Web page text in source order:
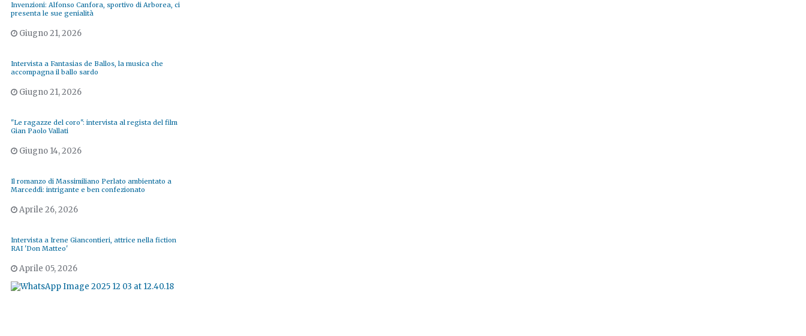
Invenzioni: Alfonso Canfora, sportivo di Arborea, ci
presenta le sue genialità
Giugno 21, 2026
Intervista a Fantasias de Ballos, la musica che
accompagna il ballo sardo
Giugno 21, 2026
"Le ragazze del coro": intervista al regista del film
Gian Paolo Vallati
Giugno 14, 2026
Il romanzo di Massimiliano Perlato ambientato a
Marceddì: intrigante e ben confezionato
Aprile 26, 2026
Intervista a Irene Giancontieri, attrice nella fiction
RAI 'Don Matteo'
Aprile 05, 2026